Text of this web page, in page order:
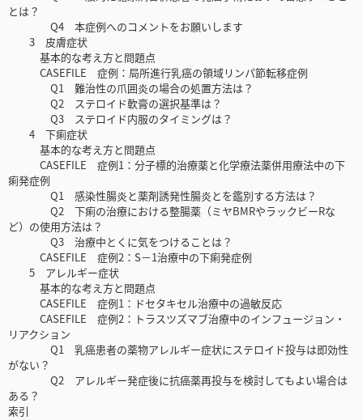
とは？
Q4 本症例へのコメントをお願いします
3 皮膚症状
基本的な考え方と問題点
CASEFILE 症例：局所進行乳癌の領域リンパ節転移症例
Q1 難治性の爪囲炎の場合の処置方法は？
Q2 ステロイド軟膏の選択基準は？
Q3 ステロイド内服のタイミングは？
4 下痢症状
基本的な考え方と問題点
CASEFILE 症例1：分子標的治療薬と化学療法薬併用療法中の下
痢発症例
Q1 感染性腸炎と薬剤誘発性腸炎とを鑑別する方法は？
Q2 下痢の治療における整腸薬（ミヤBMRやラックビーRな
ど）の使用方法は？
Q3 治療中とくに気をつけることは？
CASEFILE 症例2：S－1治療中の下痢発症例
5 アレルギー症状
基本的な考え方と問題点
CASEFILE 症例1：ドセタキセル治療中の過敏反応
CASEFILE 症例2：トラスツズマブ治療中のインフュージョン・
リアクション
Q1 乳癌患者の薬物アレルギー症状にステロイド投与は即効性
がない？
Q2 アレルギー発症後に抗癌薬再投与を検討してもよい場合は
ある？
索引